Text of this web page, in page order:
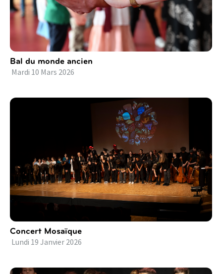
Bal du monde ancien
Mardi 10 Mars 2026
Concert Mosaïque
Lundi 19 Janvier 2026